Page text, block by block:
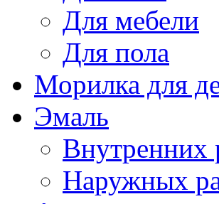
Для мебели
Для пола
Морилка для
Эмаль
Внутренних
Наружных